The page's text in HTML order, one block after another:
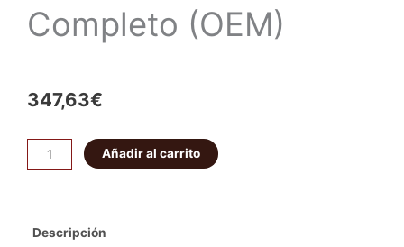
Completo (OEM)
347,63€
de
(OEM)
Añadir al carrito
Descripción